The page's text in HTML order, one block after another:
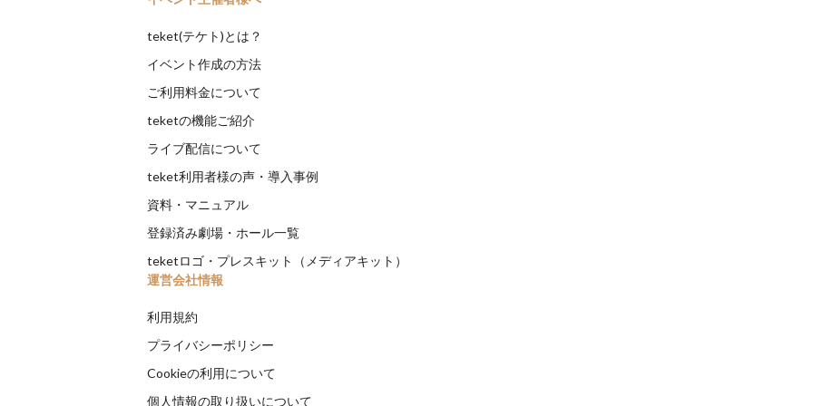
teket(テケト)とは？
イベント作成の方法
ご利用料金について
teketの機能ご紹介
ライブ配信について
teket利用者様の声・導入事例
資料・マニュアル
登録済み劇場・ホール一覧
teketロゴ・プレスキット（メディアキット）
運営会社情報
利用規約
プライバシーポリシー
Cookieの利用について
個人情報の取り扱いについて